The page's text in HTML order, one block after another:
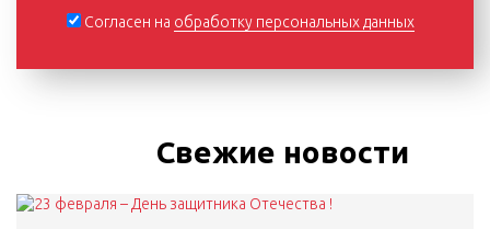
Согласен на обработку персональных данных
Свежие новости